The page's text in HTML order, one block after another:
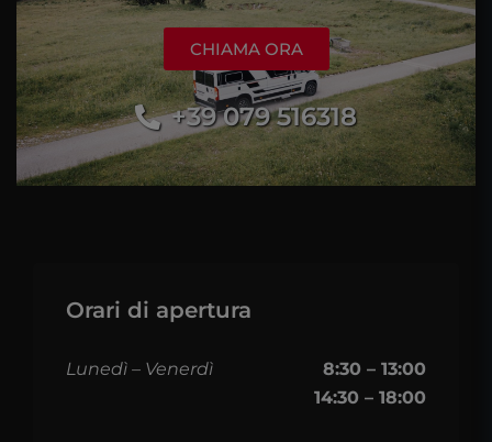
CHIAMA ORA
+39 079 516318
Orari di apertura
Lunedì – Venerdì
8:30 – 13:00
14:30 – 18:00